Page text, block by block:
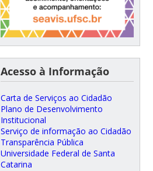
Acesso à Informação
Carta de Serviços ao Cidadão
Plano de Desenvolvimento
Institucional
Serviço de informação ao Cidadão
Transparência Pública
Universidade Federal de Santa
Catarina